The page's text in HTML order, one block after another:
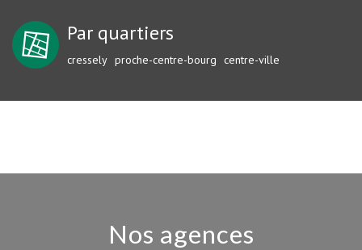
Par quartiers
cressely proche-centre-bourg centre-ville
Nos agences